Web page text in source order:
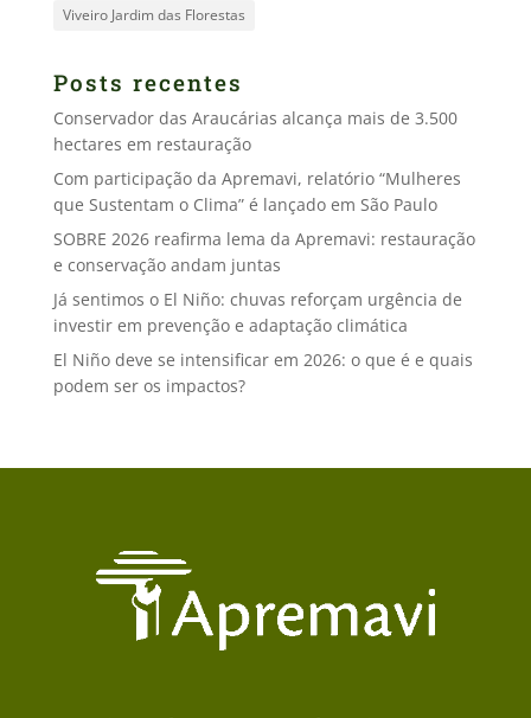
Viveiro Jardim das Florestas
Posts recentes
Conservador das Araucárias alcança mais de 3.500
hectares em restauração
Com participação da Apremavi, relatório “Mulheres
que Sustentam o Clima” é lançado em São Paulo
SOBRE 2026 reafirma lema da Apremavi: restauração
e conservação andam juntas
Já sentimos o El Niño: chuvas reforçam urgência de
investir em prevenção e adaptação climática
El Niño deve se intensificar em 2026: o que é e quais
podem ser os impactos?